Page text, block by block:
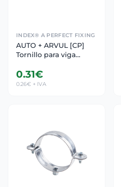
INDEX® A PERFECT FIXING
AUTO + ARVUL [CP]
Tornillo para viga
cabeza hexagonal.
Tornillo con arandela
0.31€
0.26€ + IVA